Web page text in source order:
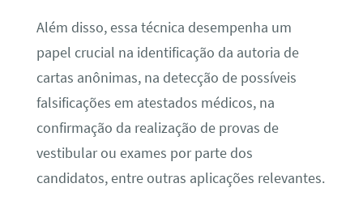
Além disso, essa técnica desempenha um
papel crucial na identificação da autoria de
cartas anônimas, na detecção de possíveis
falsificações em atestados médicos, na
confirmação da realização de provas de
vestibular ou exames por parte dos
candidatos, entre outras aplicações relevantes.